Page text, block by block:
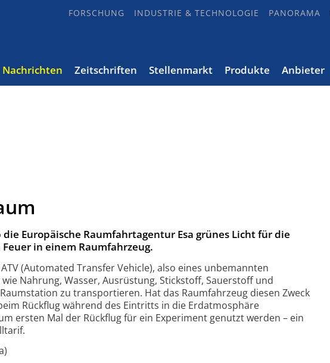
FORSCHUNG INDUSTRIE & TECHNOLOGIE PANORAMA
Nachrichten Zeitschriften Stellenmarkt Produkte Anbieter
Europäische Raumfahrtagentur Esa grünes Licht für die
in einem Raumfahrzeug.
(Automated Transfer Vehicle), also eines unbemannten
Nahrung, Wasser, Ausrüstung, Stickstoff, Sauerstoff und
zu transportieren. Hat das Raumfahrzeug diesen Zweck
Rückflug während des Eintritts in die Erdatmosphäre
ersten Mal der Rückflug für ein Experiment genutzt werden – ein